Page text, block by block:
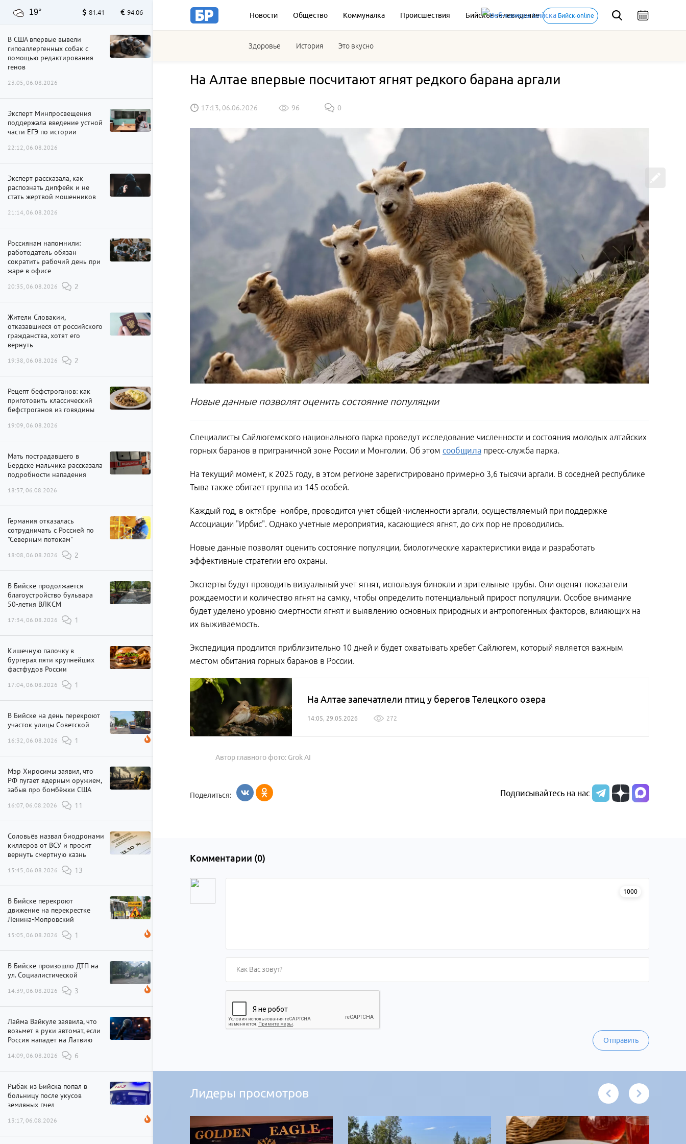
Новости Общество Коммуналка Происшествия Бийское телевидение Бийск-online
Здоровье История Это вкусно
19° 81.41 94.06
В США впервые вывели
гипоаллергенных собак с
помощью редактирования
генов
23:05, 06.08.2026
Эксперт Минпросвещения
поддержала введение устной
части ЕГЭ по истории
22:12, 06.08.2026
Эксперт рассказала, как
распознать дипфейк и не
стать жертвой мошенников
21:14, 06.08.2026
Россиянам напомнили:
работодатель обязан
сократить рабочий день при
жаре в офисе
20:35, 06.08.2026 2
Жители Словакии,
отказавшиеся от российского
гражданства, хотят его
вернуть
19:38, 06.08.2026 2
Рецепт бефстроганов: как
приготовить классический
бефстроганов из говядины
19:09, 06.08.2026
Мать пострадавшего в
Бердске мальчика рассказала
подробности нападения
18:37, 06.08.2026
Германия отказалась
сотрудничать с Россией по
"Северным потокам"
18:08, 06.08.2026 2
В Бийске продолжается
благоустройство бульвара
50-летия ВЛКСМ
17:34, 06.08.2026 1
Кишечную палочку в
бургерах пяти крупнейших
фастфудов России
17:04, 06.08.2026 1
В Бийске на день перекроют
участок улицы Советской
16:32, 06.08.2026 1
Мэр Хиросимы заявил, что
РФ пугает ядерным оружием,
забыв про бомбёжки США
16:07, 06.08.2026 11
Соловьёв назвал биодронами
киллеров от ВСУ и просит
вернуть смертную казнь
15:45, 06.08.2026 13
В Бийске перекроют
движение на перекрестке
Ленина-Мопровский
15:05, 06.08.2026 1
В Бийске произошло ДТП на
ул. Социалистической
14:39, 06.08.2026 3
Лайма Вайкуле заявила, что
возьмет в руки автомат, если
Россия нападет на Латвию
14:09, 06.08.2026 6
Рыбак из Бийска попал в
больницу после укусов
земляных пчел
13:17, 06.08.2026
На Алтае впервые посчитают ягнят редкого барана аргали
17:13, 06.06.2026 96 0
Новые данные позволят оценить состояние популяции
Специалисты Сайлюгемского национального парка проведут исследование численности и состояния молодых алтайских
горных баранов в приграничной зоне России и Монголии. Об этом сообщила пресс-служба парка.
На текущий момент, к 2025 году, в этом регионе зарегистрировано примерно 3,6 тысячи аргали. В соседней республике
Тыва также обитает группа из 145 особей.
Каждый год, в октябре–ноябре, проводится учет общей численности аргали, осуществляемый при поддержке
Ассоциации "Ирбис". Однако учетные мероприятия, касающиеся ягнят, до сих пор не проводились.
Новые данные позволят оценить состояние популяции, биологические характеристики вида и разработать
эффективные стратегии его охраны.
Эксперты будут проводить визуальный учет ягнят, используя бинокли и зрительные трубы. Они оценят показатели
рождаемости и количество ягнят на самку, чтобы определить потенциальный прирост популяции. Особое внимание
будет уделено уровню смертности ягнят и выявлению основных природных и антропогенных факторов, влияющих на
их выживаемость.
Экспедиция продлится приблизительно 10 дней и будет охватывать хребет Сайлюгем, который является важным
местом обитания горных баранов в России.
На Алтае запечатлели птиц у берегов Телецкого озера
14:05, 29.05.2026 272
Автор главного фото: Grok AI
Поделиться: Подписывайтесь на нас
Комментарии (0)
1000
Отправить
Лидеры просмотров